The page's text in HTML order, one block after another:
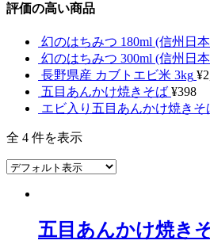
評価の高い商品
幻のはちみつ 180ml (信州日
幻のはちみつ 300ml (信州日
長野県産 カブトエビ米 3kg ¥
五目あんかけ焼きそば ¥398
エビ入り五目あんかけ焼きそ
全 4 件を表示
五目あんかけ焼き